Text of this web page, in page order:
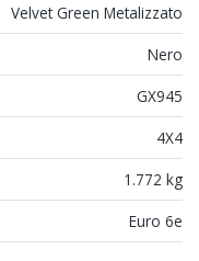
Velvet Green Metalizzato
Nero
GX945
4X4
1.772 kg
Euro 6e